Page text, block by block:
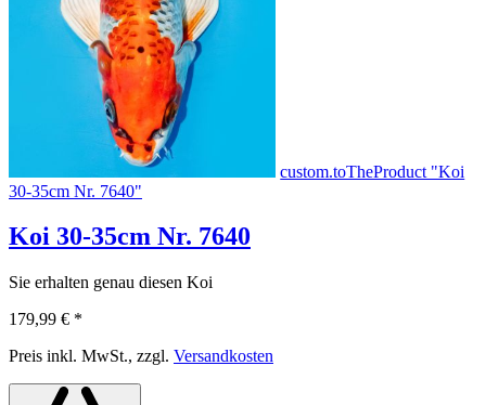
custom.toTheProduct "Koi
30-35cm Nr. 7640"
Koi 30-35cm Nr. 7640
Sie erhalten genau diesen Koi
179,99 € *
Preis inkl. MwSt., zzgl. Versandkosten